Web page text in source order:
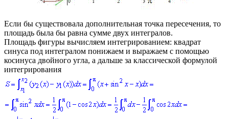
Если бы существовала дополнительная точка пересечения, то
площадь была бы равна сумме двух интегралов.
Площадь фигуры вычисляем интегрированием: квадрат
синуса под интегралом понижаем и выражаем с помощью
косинуса двойного угла, а дальше за классической формулой
интегрирования